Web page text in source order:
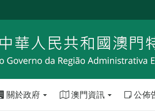
關於政府 澳門資訊 公佈